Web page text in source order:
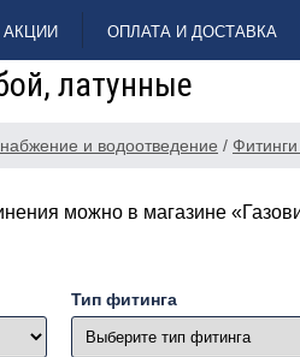
АКЦИИ ОПЛАТА И ДОСТАВКА
латунные
и водоотведение /
можно в магазине
Тип фитинга